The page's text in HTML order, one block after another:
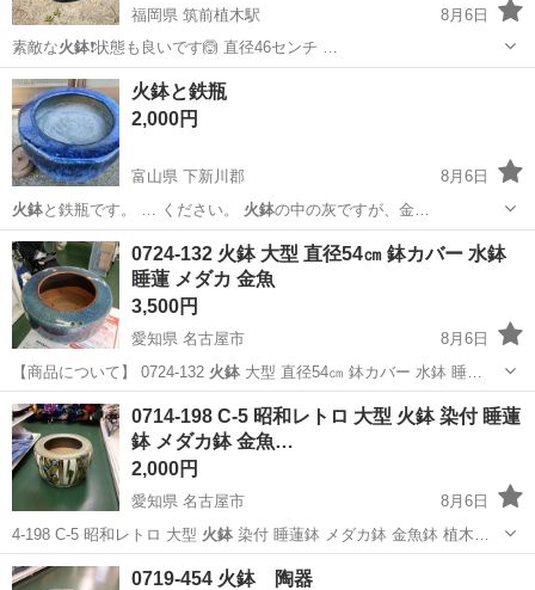
福岡県 筑前植木駅
8月6日
素敵な火鉢❗️状態も良いです🙆 直径46センチ …
福岡 直方市 筑前植木駅
火鉢と鉄瓶
2,000円
富山県 下新川郡
8月6日
火鉢
と鉄瓶です。 … ください。 火鉢の中の灰ですが、金…
富山 下新川郡 鉄瓶
0724-132 火鉢 大型 直径54㎝ 鉢カバー 水鉢
睡蓮 メダカ 金魚
3,500円
愛知県 名古屋市
8月6日
【商品について】 0724-132 火鉢大型 直径54㎝ 鉢カバー 水鉢 睡…
愛知 名古屋市 インテリア雑貨/小物 水鉢
0714-198 C-5 昭和レトロ 大型 火鉢 染付 睡蓮
鉢 メダカ鉢 金魚…
2,000円
愛知県 名古屋市
8月6日
4-198 C-5 昭和レトロ 大型 火鉢染付 睡蓮鉢 メダカ鉢 金魚鉢 植木…
愛知 名古屋市 染付
0719-454 火鉢 陶器